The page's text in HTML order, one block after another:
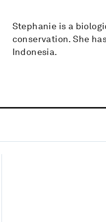
Stephanie is a
conservation. She
Indonesia.